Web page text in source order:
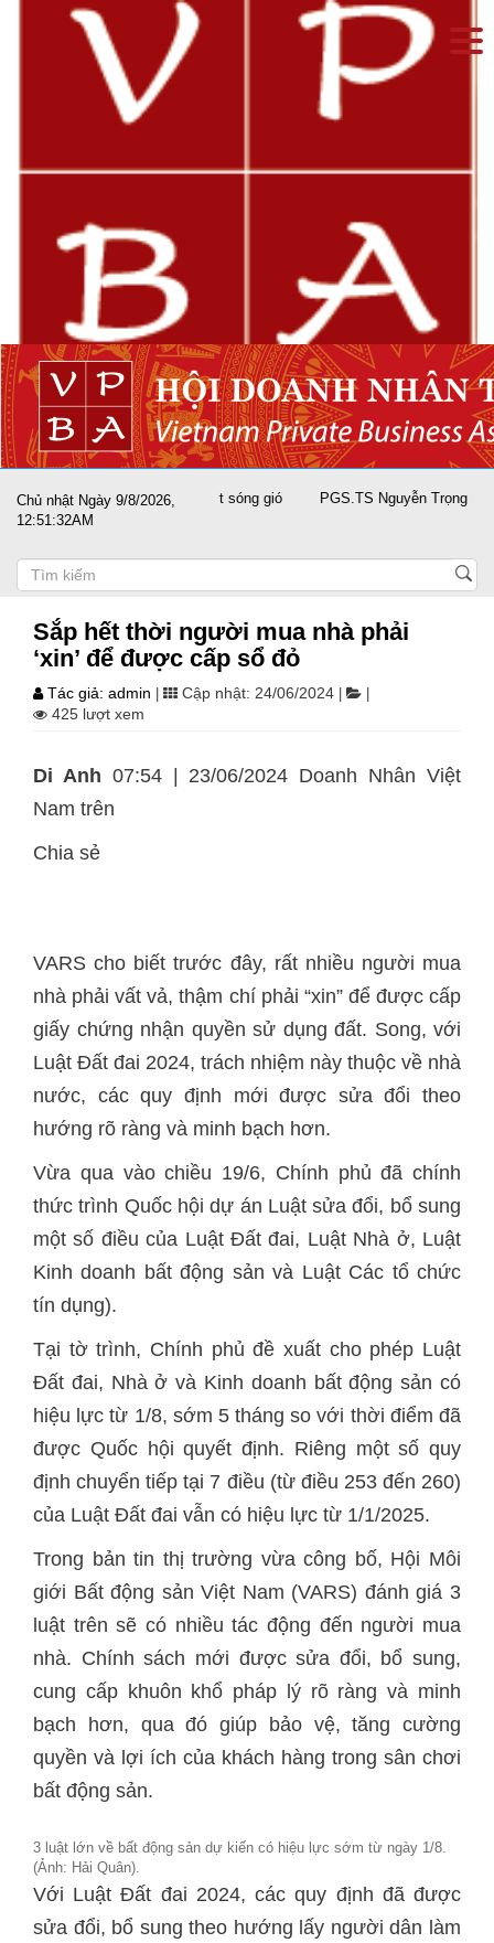
Chủ nhật Ngày 9/8/2026,
12:51:32AM
cùng doanh nghiệp vượt sóng gió PGS.TS Nguyễn Trọng Điều
Sắp hết thời người mua nhà phải
‘xin’ để được cấp sổ đỏ
Tác giả: admin Cập nhật: 24/06/2024
425 lượt xem
Di Anh 07:54 | 23/06/2024 Doanh Nhân Việt
Nam trên
Chia sẻ
VARS cho biết trước đây, rất nhiều người mua
nhà phải vất vả, thậm chí phải “xin” để được cấp
giấy chứng nhận quyền sử dụng đất. Song, với
Luật Đất đai 2024, trách nhiệm này thuộc về nhà
nước, các quy định mới được sửa đổi theo
hướng rõ ràng và minh bạch hơn.
Vừa qua vào chiều 19/6, Chính phủ đã chính
thức trình Quốc hội dự án Luật sửa đổi, bổ sung
một số điều của Luật Đất đai, Luật Nhà ở, Luật
Kinh doanh bất động sản và Luật Các tổ chức
tín dụng).
Tại tờ trình, Chính phủ đề xuất cho phép Luật
Đất đai, Nhà ở và Kinh doanh bất động sản có
hiệu lực từ 1/8, sớm 5 tháng so với thời điểm đã
được Quốc hội quyết định. Riêng một số quy
định chuyển tiếp tại 7 điều (từ điều 253 đến 260)
của Luật Đất đai vẫn có hiệu lực từ 1/1/2025.
Trong bản tin thị trường vừa công bố, Hội Môi
giới Bất động sản Việt Nam (VARS) đánh giá 3
luật trên sẽ có nhiều tác động đến người mua
nhà. Chính sách mới được sửa đổi, bổ sung,
cung cấp khuôn khổ pháp lý rõ ràng và minh
bạch hơn, qua đó giúp bảo vệ, tăng cường
quyền và lợi ích của khách hàng trong sân chơi
bất động sản.
3 luật lớn về bất động sản dự kiến có hiệu lực sớm từ ngày 1/8.
(Ảnh: Hải Quân).
Với Luật Đất đai 2024, các quy định đã được
sửa đổi, bổ sung theo hướng lấy người dân làm